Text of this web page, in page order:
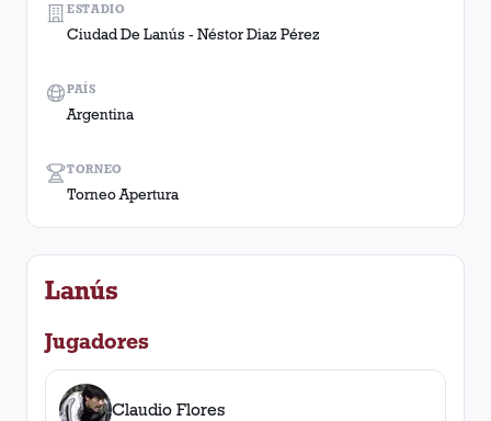
TORNEO
Torneo Apertura
ESTADIO
Ciudad De Lanús - Néstor Diaz Pérez
PAÍS
Argentina
Lanús
Jugadores
Claudio Flores